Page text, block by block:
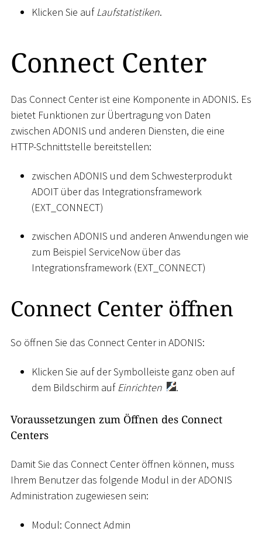
Klicken Sie aufLaufstatistiken.
Connect Center
Das Connect Center ist eine Komponente in ADONIS. Es
bietet Funktionen zur Übertragung von Daten
zwischen ADONIS und anderen Diensten, die eine
HTTP-Schnittstelle bereitstellen:
zwischen ADONIS und dem Schwesterprodukt
ADOIT über das Integrationsframework
(EXT_CONNECT)
zwischen ADONIS und anderen Anwendungen wie
zum Beispiel ServiceNow über das
Integrationsframework (EXT_CONNECT)
Connect Center öffnen
So öffnen Sie das Connect Center in ADONIS:
Klicken Sie auf der Symbolleiste ganz oben auf
dem Bildschirm aufEinrichten .
Voraussetzungen zum Öffnen des Connect
Centers
Damit Sie das Connect Center öffnen können, muss
Ihrem Benutzer das folgende Modul in der ADONIS
Administration zugewiesen sein:
Modul: Connect Admin